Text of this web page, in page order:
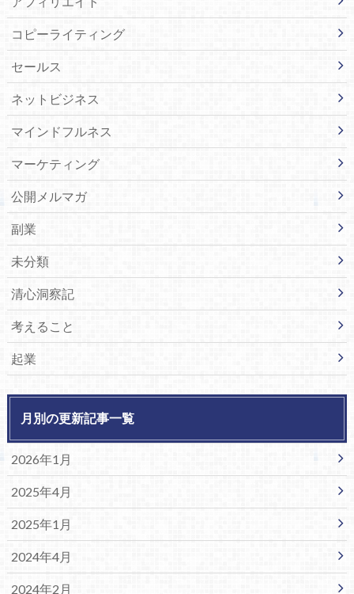
コピーライティング
セールス
ネットビジネス
マインドフルネス
マーケティング
公開メルマガ
副業
未分類
清心洞察記
考えること
起業
月別の更新記事一覧
2026年1月
2025年4月
2025年1月
2024年4月
2024年2月